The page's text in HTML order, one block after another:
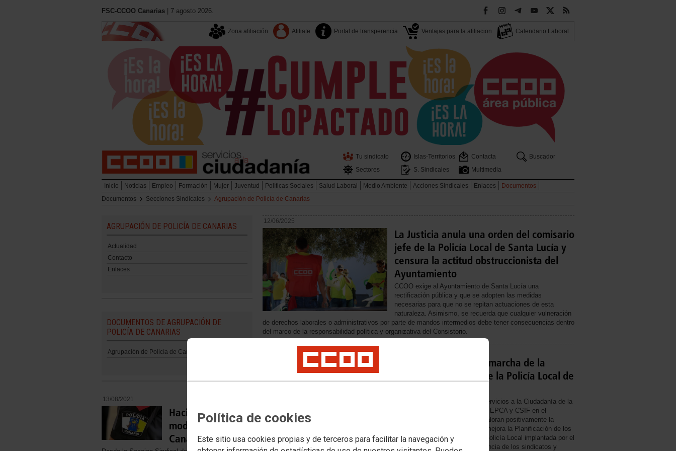
Política de cookies
Este sitio usa cookies propias y de terceros para facilitar la navegación y
FSC-CCOO Canarias | 7 agosto 2026.
Zona afiliación Afiliate Portal de transperencia Ventajas para la afiliacion Calendario Laboral
Tu sindicato Islas-Territorios Contacta
Buscador
Sectores
S. Sindicales Multimedia
Inicio Noticias Empleo Formación Mujer Juventud Políticas Sociales Salud Laboral Medio Ambiente Acciones Sindicales Enlaces
Documentos
Documentos
Secciones Sindicales Agrupación de Policía de Canarias
AGRUPACIÓN DE POLICÍA DE CANARIAS
Actualidad
Contacto
Enlaces
DOCUMENTOS DE AGRUPACIÓN DE
POLICÍA DE CANARIAS
Agrupación de Policía de Canarias
13/08/2021
Hacia un nuevo
modelo policial en
Canarias
12/06/2025
La Justicia anula una orden del comisario
jefe de la Policía Local de Santa Lucía y
censura la actitud obstruccionista del
Ayuntamiento
CCOO exige al Ayuntamiento de Santa Lucía una
rectificación pública y que se adopten las medidas
necesarias para que no se repitan actuaciones de esta
naturaleza. Asimismo, se recuerda que cualquier vulneración
de derechos laborales o administrativos por parte de mandos intermedios debe tener consecuencias dentro
del marco de la responsabilidad política y organizativa del Consistorio.
Sindicatos valoran la marcha de la
nueva planificación de la Policía Local de
Los sindicatos Federación de Servicios a la Ciudadanía de la
Comisiones Obreras Canarias,S EPCA y CSIF en el
Ayuntamiento de Santa Lucía valoran positivamente la
marcha del nuevo sistema que mejora la Planificación de los
Servicios de los Agentes de la Policía Local implantada por el
departamento del cuerpo a instancia de los sindicatos y